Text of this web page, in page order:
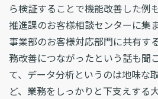
ら検証することで機能改善した例
推進課のお客様相談センターに集
事業部のお客様対応部門に共有す
務改善につながったという話も聞
て、データ分析というのは地味な
ど、業務をしっかりと下支えする